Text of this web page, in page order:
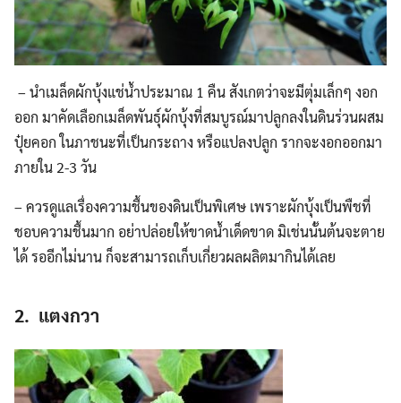
– นำเมล็ดผักบุ้งแช่น้ำประมาณ 1 คืน สังเกตว่าจะมีตุ่มเล็กๆ งอก
ออก มาคัดเลือกเมล็ดพันธุ์ผักบุ้งที่สมบูรณ์มาปลูกลงในดินร่วนผสม
ปุ๋ยคอก ในภาชนะที่เป็นกระถาง หรือแปลงปลูก รากจะงอกออกมา
ภายใน 2-3 วัน
– ควรดูแลเรื่องความชื้นของดินเป็นพิเศษ เพราะผักบุ้งเป็นพืชที่
ชอบความชื้นมาก อย่าปล่อยให้ขาดน้ำเด็ดขาด มิเช่นนั้นต้นจะตาย
ได้ รออีกไม่นาน ก็จะสามารถเก็บเกี่ยวผลผลิตมากินได้เลย
2. แตงกวา